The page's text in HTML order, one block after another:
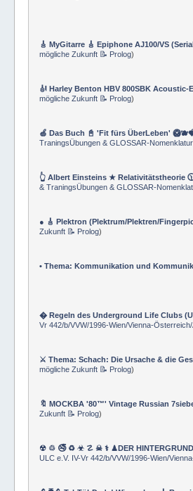
🎸 MyGitarre 🎸 Epiphone AJ100/VS
mögliche Zukunft 📝 Prolog)
🎻 Harley Benton HBV 800SBK
mögliche Zukunft 📝 Prolog)
🍏 Das Buch 📓 'Fit fürs ÜberLeben'
TraningsÜbungen & GLOSSAR-
👆 Albert Einsteins ★ Relativitätstheorie
& TraningsÜbungen & GLOSSAR-
● 🎸 Plektron (Plektrum/Plektren/
Zukunft 📝 Prolog)
• Thema: Kommunikation und
� Regeln des Underground Life Clubs
Vr 442/b/VVW/1996-Wien/Vienna-
⚔ Thema: Schach: Die Ursache & die
mögliche Zukunft 📝 Prolog)
🔖 MOCKBA '80™' Vintage Russian
Zukunft 📝 Prolog)
☢ ♲ 🚭 ♻ ☣ ☡ ☠ ⚕ ♟DER HINTERGRUND
ULC e.V. IV-Vr 442/b/VVW/1996-Wien/